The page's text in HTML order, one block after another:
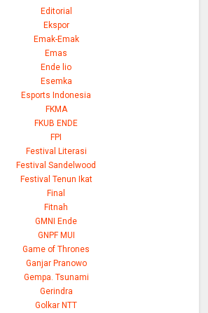
Editorial
Ekspor
Emak-Emak
Emas
Ende lio
Esemka
Esports Indonesia
FKMA
FKUB ENDE
FPI
Festival Literasi
Festival Sandelwood
Festival Tenun Ikat
Final
Fitnah
GMNI Ende
GNPF MUI
Game of Thrones
Ganjar Pranowo
Gempa. Tsunami
Gerindra
Golkar NTT